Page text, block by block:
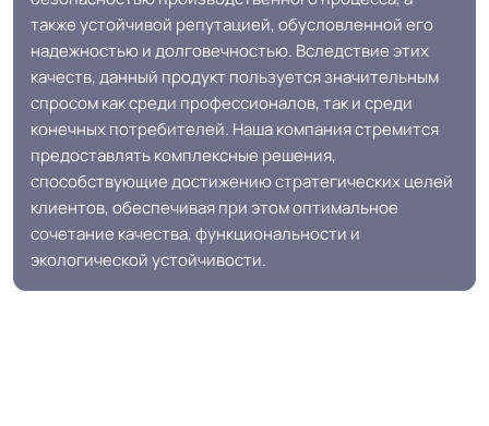
Система примыкания к
стенам
Плинтус ПВХ
Способ укладки
На клей для линолеума марок:
EUROBASE 425 / EUROPROF 522
контакт / EUROPROF 521 фиксация
Серый
также устойчивой репутацией, обусловленной его
надежностью и долговечностью. Вследствие этих
качеств, данный продукт пользуется значительным
спросом как среди профессионалов, так и среди
конечных потребителей. Наша компания стремится
предоставлять комплексные решения,
способствующие достижению стратегических целей
клиентов, обеспечивая при этом оптимальное
сочетание качества, функциональности и
экологической устойчивости.